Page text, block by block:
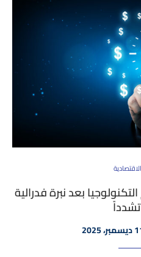
الاقتصادية
بعد نبرة فدرالية
2025